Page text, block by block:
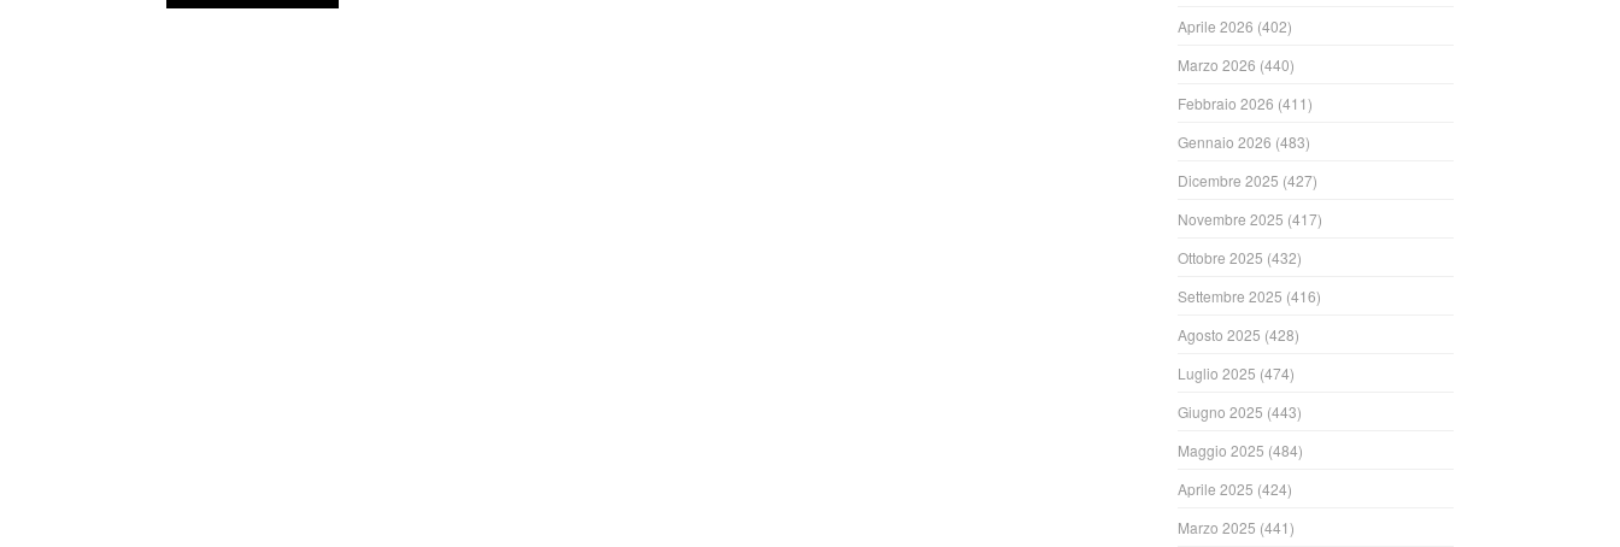
Aprile 2026 (402)
Marzo 2026 (440)
Febbraio 2026 (411)
Gennaio 2026 (483)
Dicembre 2025 (427)
Novembre 2025 (417)
Ottobre 2025 (432)
Settembre 2025 (416)
Agosto 2025 (428)
Luglio 2025 (474)
Giugno 2025 (443)
Maggio 2025 (484)
Aprile 2025 (424)
Marzo 2025 (441)